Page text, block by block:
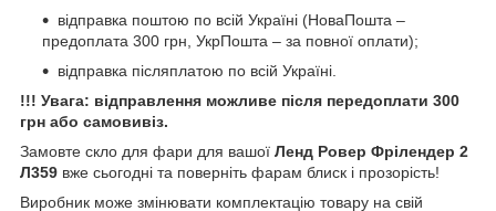
відправка поштою по всій Україні (НоваПошта –
предоплата 300 грн, УкрПошта – за повної оплати);
відправка післяплатою по всій Україні.
!!! Увага: відправлення можливе після передоплати 300
грн або самовивіз.
Замовте скло для фари для вашої Ленд Ровер Фрілендер 2
Л359 вже сьогодні та поверніть фарам блиск і прозорість!
Виробник може змінювати комплектацію товару на свій